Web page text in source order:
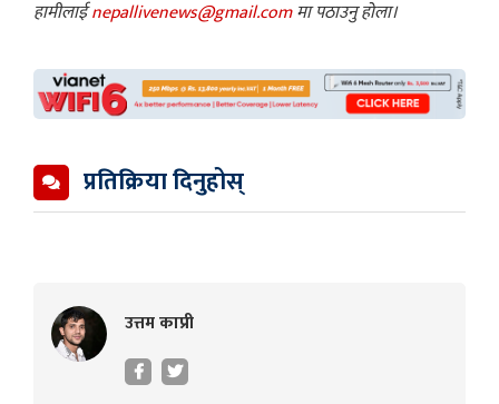
हामीलाईnepallivenews@gmail.comमा पठाउनु होला।
प्रतिक्रिया दिनुहोस्
उत्तम काप्री